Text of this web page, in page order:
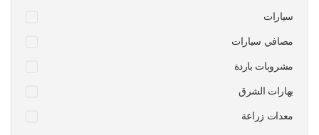
سيارات
مصافي سيارات
مشروبات باردة
بهارات الشرق
معدات زراعة